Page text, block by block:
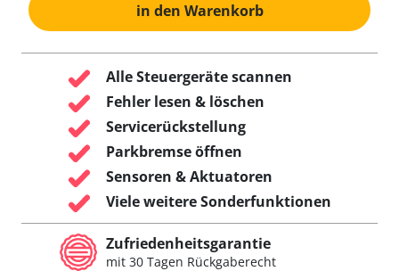
in den Warenkorb
Alle Steuergeräte scannen
Fehler lesen & löschen
Servicerückstellung
Parkbremse öffnen
Sensoren & Aktuatoren
Viele weitere Sonderfunktionen
Zufriedenheitsgarantie
mit 30 Tagen Rückgaberecht